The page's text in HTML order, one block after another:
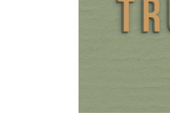
Aminosäuren.